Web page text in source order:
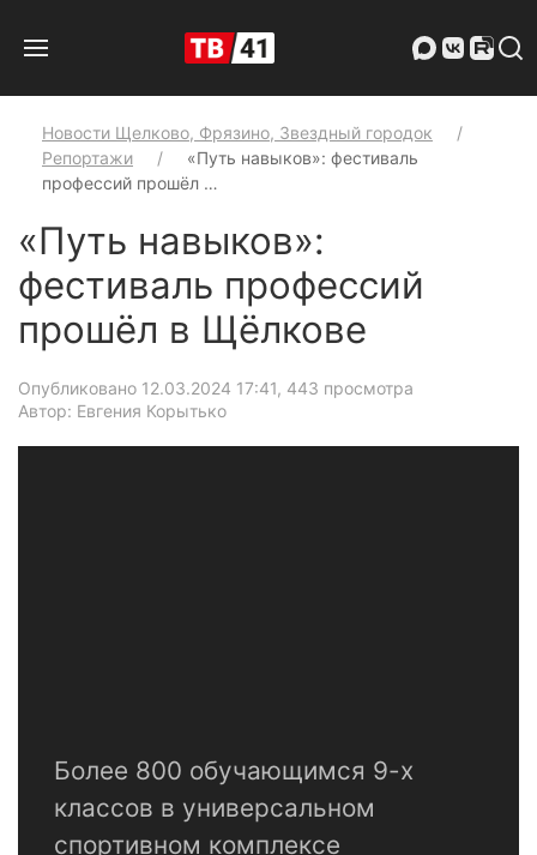
Новости Щелково, Фрязино, Звездный городок
Репортажи
«Путь навыков»: фестиваль
профессий прошёл …
«Путь навыков»:
фестиваль профессий
прошёл в Щёлкове
Опубликовано 12.03.2024 17:41, 443 просмотра
Автор: Евгения Корытько
Более 800 обучающимся 9-х
классов в универсальном
спортивном комплексе